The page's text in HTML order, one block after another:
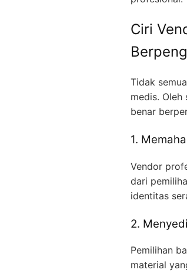
Ciri
Tidak semua
medis.
benar
1.
Vendor
dari
identitas
2.
Pemilihan
material